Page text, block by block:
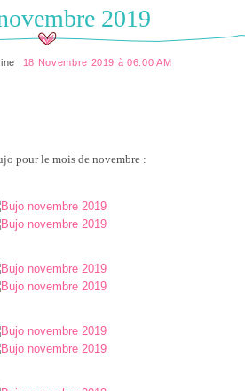
2019
18 Novembre 2019 à 06:00 AM
pour le mois de novembre :